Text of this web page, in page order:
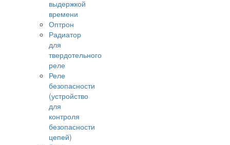
выдержкой
времени
Оптрон
Радиатор
для
твердотельного
реле
Реле
безопасности
(устройство
для
контроля
безопасности
цепей)